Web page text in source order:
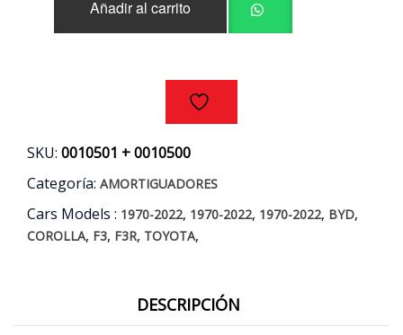
cantidad
Añadir al carrito
SKU: 0010501 + 0010500
Categoría: AMORTIGUADORES
Cars Models : 1970-2022, 1970-2022, 1970-2022, BYD,
COROLLA, F3, F3R, TOYOTA,
DESCRIPCIÓN